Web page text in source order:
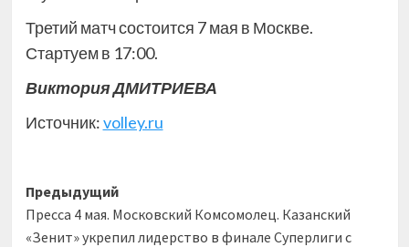
Третий матч состоится 7 мая в Москве.
Стартуем в 17:00.
Виктория ДМИТРИЕВА
Источник:volley.ru
Навигация
записи
Предыдущий
Пресса 4 мая. Московский Комсомолец. Казанский
«Зенит» укрепил лидерство в финале Суперлиги с